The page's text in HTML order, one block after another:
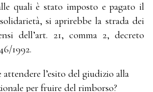
quali è stato imposto e pagato il
si aprirebbe la strada dei
dell’art. 21, comma 2, decreto
1992.
attendere l’esito del giudizio alla
per fruire del rimborso?